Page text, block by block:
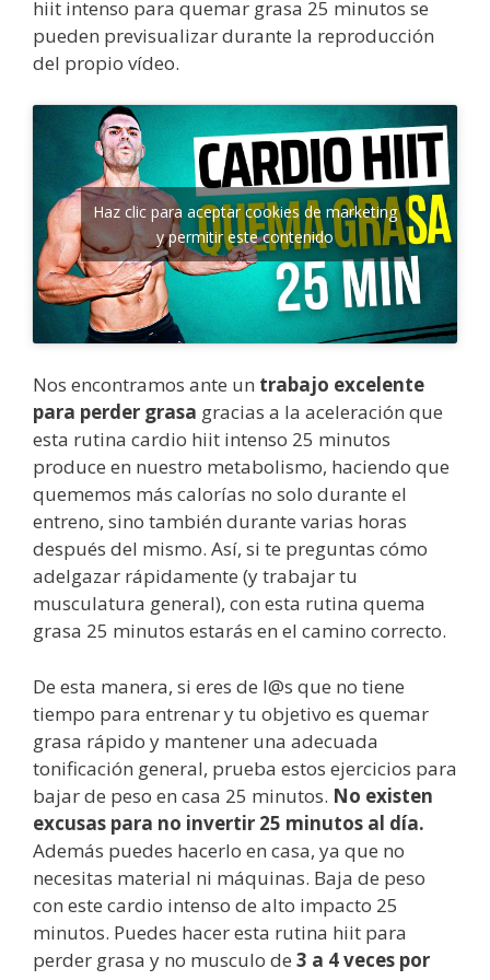
hiit intenso para quemar grasa 25 minutos se
pueden previsualizar durante la reproducción
del propio vídeo.
Haz clic para aceptar cookies de marketing
y permitir este contenido
Nos encontramos ante un trabajo excelente
para perder grasa gracias a la aceleración que
esta rutina cardio hiit intenso 25 minutos
produce en nuestro metabolismo, haciendo que
quememos más calorías no solo durante el
entreno, sino también durante varias horas
después del mismo. Así, si te preguntas cómo
adelgazar rápidamente (y trabajar tu
musculatura general), con esta rutina quema
grasa 25 minutos estarás en el camino correcto.
De esta manera, si eres de l@s que no tiene
tiempo para entrenar y tu objetivo es quemar
grasa rápido y mantener una adecuada
tonificación general, prueba estos ejercicios para
bajar de peso en casa 25 minutos. No existen
excusas para no invertir 25 minutos al día.
Además puedes hacerlo en casa, ya que no
necesitas material ni máquinas. Baja de peso
con este cardio intenso de alto impacto 25
minutos. Puedes hacer esta rutina hiit para
perder grasa y no musculo de 3 a 4 veces por